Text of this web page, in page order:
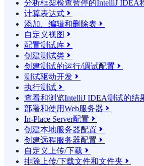
分析框架检查暂停的IntelliJ IDEA
计算表达式 
添加、编辑和删除表 
自定义视图 
配置测试库 
创建测试类 
创建测试的运行/调试配置 
测试驱动开发 
执行测试 
查看和浏览IntelliJ IDEA测试的结
部署和使用Web服务器 
In-Place Server配置 
创建本地服务器配置 
创建远程服务器配置 
自定义上传/下载 
排除上传/下载文件和文件夹 